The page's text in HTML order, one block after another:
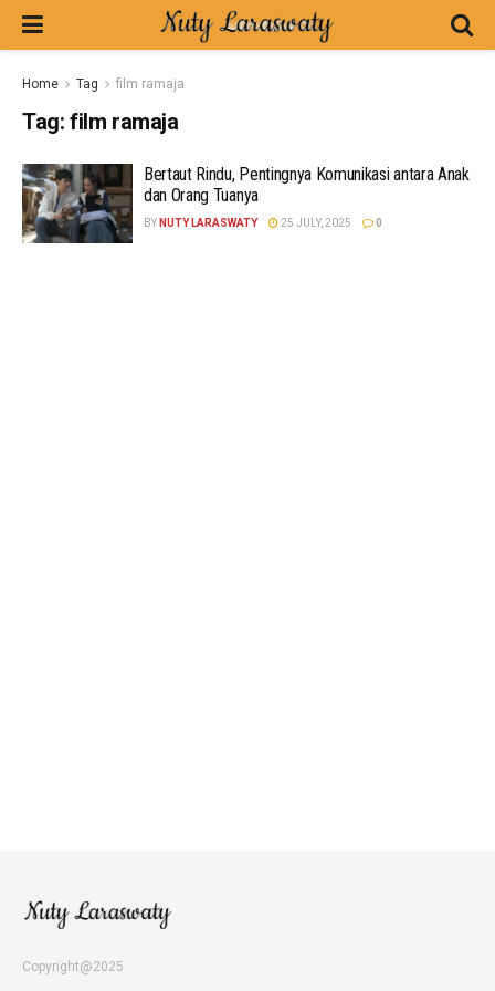
Home Tag film ramaja
Tag: film ramaja
Bertaut Rindu, Pentingnya Komunikasi antara Anak
dan Orang Tuanya
BY NUTY LARASWATY 25 JULY, 2025 0
Copyright@2025